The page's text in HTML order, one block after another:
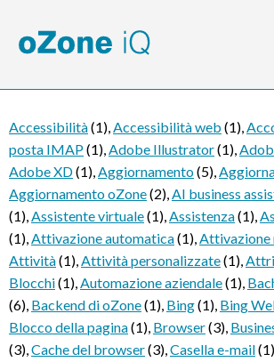
Accessibilità(1),Accessibilità web (1),
posta IMAP(1),Adobe Illustrator(1),
Adobe XD(1),Aggiornamento(5),
Aggiornamento oZone(2),AI business
(1),Assistente virtuale(1),Assistenza(1),
(1),Attivazione automatica(1),Attivazione
Attività(1),Attività personalizzate(1),
Blocchi(1),Automazione aziendale(1),
(6), Backend di oZone(1), Bing(1), Bing
Blocco della pagina(1), Browser(3),
(3),Cache del browser(3),Casella e-mail(1)